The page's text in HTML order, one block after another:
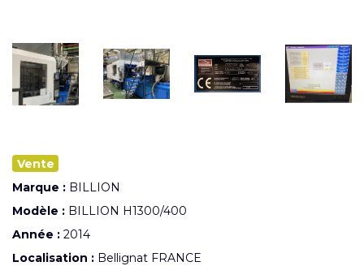
Vente
Marque : BILLION
Modèle : BILLION H1300/400
Année : 2014
Localisation : Bellignat FRANCE